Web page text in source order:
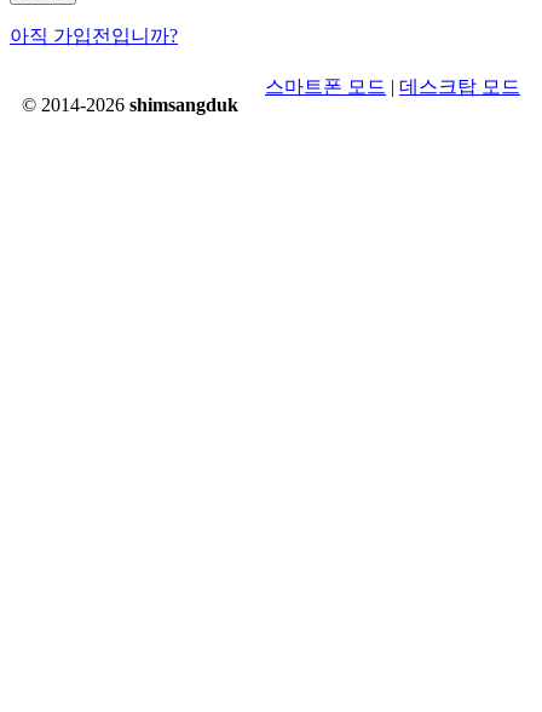
아직 가입전입니까?
© 2014-2026 shimsangduk
스마트폰 모드 | 데스크탑 모드